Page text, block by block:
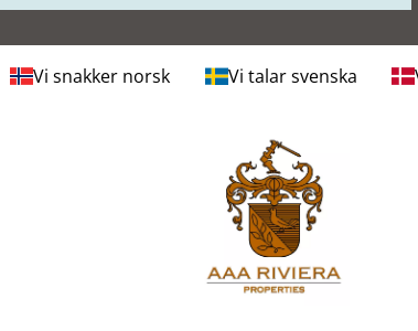
Vi snakker norsk Vi talar svenska